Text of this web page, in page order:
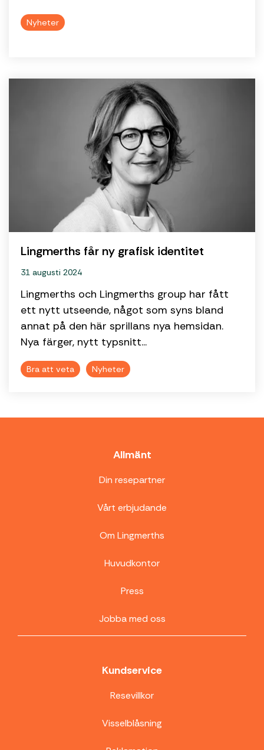
Nyheter
Lingmerths får ny grafisk identitet
31 augusti 2024
Lingmerths och Lingmerths group har fått
ett nytt utseende, något som syns bland
annat på den här sprillans nya hemsidan.
Nya färger, nytt typsnitt...
Bra att veta Nyheter
Allmänt
Din resepartner
Vårt erbjudande
Om Lingmerths
Huvudkontor
Press
Jobba med oss
Kundservice
Resevillkor
Visselblåsning